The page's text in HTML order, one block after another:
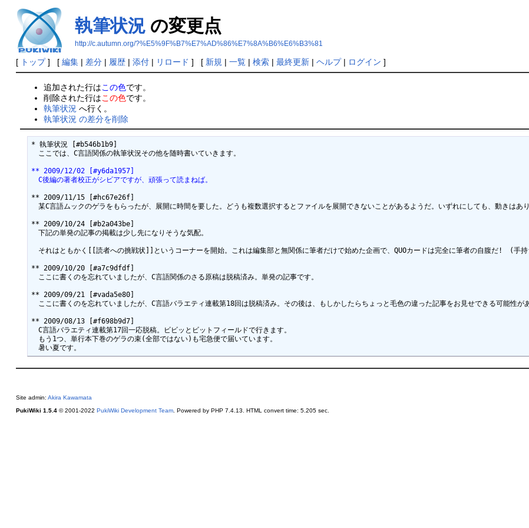
執筆状況の変更点
http://c.autumn.org/?%E5%9F%B7%E7%AD%86%E7%8A%B6%E6%B3%81
[ トップ] [ 編集| 差分| 履歴| 添付| リロード ] [ 新規 | 一覧| 検索| 最終更新| ヘルプ| ログイン ]
追加された行はこの色です。
削除された行はこの色です。
執筆状況 へ行く。
執筆状況 の差分を削除
* 執筆状況 [#b546b1b9]
ここでは、C言語関係の執筆状況その他を随時書いていきます。
** 2009/12/02 [#y6da1957]
C後編の著者校正がシビアですが、頑張って読まねば。
** 2009/11/15 [#hc67e26f]
某C言語ムックのゲラをもらったが、展開に時間を要した。どうも複数選択するとファイルを展開できないことがあるようだ。いずれにしても、動きはあり
** 2009/10/24 [#b2a043be]
下記の単発の記事の掲載は少し先になりそうな気配。
それはともかく[[読者への挑戦状]]というコーナーを開始。これは編集部と無関係に筆者だけで始めた企画で、QUOカードは完全に筆者の自腹だ!　(手持
** 2009/10/20 [#a7c9dfdf]
ここに書くのを忘れていましたが、C言語関係のさる原稿は脱稿済み。単発の記事です。
** 2009/09/21 [#vada5e80]
ここに書くのを忘れていましたが、C言語バラエティ連載第18回は脱稿済み。その後は、もしかしたらちょっと毛色の違った記事をお見せできる可能性が
** 2009/08/13 [#f698b9d7]
C言語バラエティ連載第17回一応脱稿。ビビッとビットフィールドで行きます。
もう1つ、単行本下巻のゲラの束(全部ではない)も宅急便で届いています。
Site admin: Akira Kawamata
PukiWiki 1.5.4© 2001-2022 PukiWiki Development Team. Powered by PHP 7.4.13. HTML convert time: 5.205 sec.